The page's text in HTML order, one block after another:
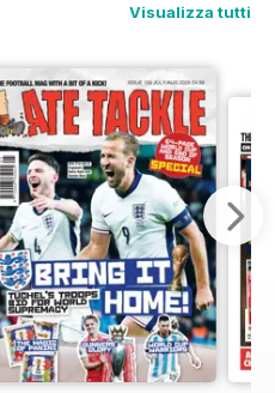
Visualizza tutti